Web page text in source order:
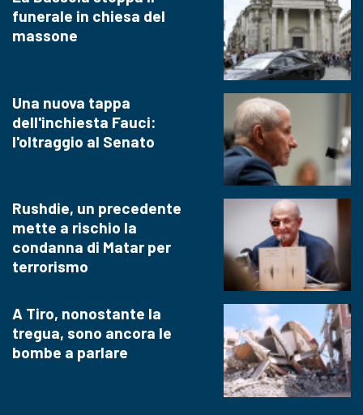
funerale in chiesa del
massone
Una nuova tappa
dell'inchiesta Fauci:
l'oltraggio al Senato
Rushdie, un precedente
mette a rischio la
condanna di Matar per
terrorismo
A Tiro, nonostante la
tregua, sono ancora le
bombe a parlare